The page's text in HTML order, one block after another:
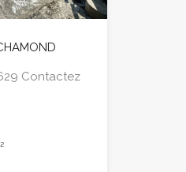
Contactez